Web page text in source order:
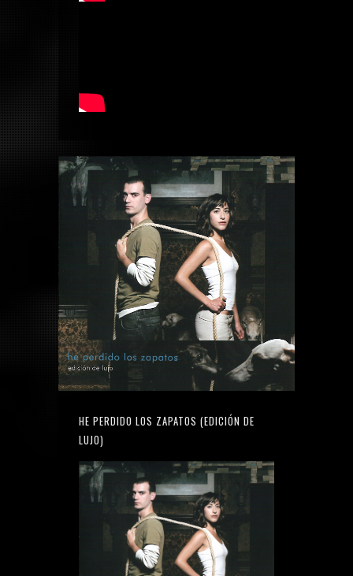
HE PERDIDO LOS ZAPATOS (EDICIÓN DE
LUJO)